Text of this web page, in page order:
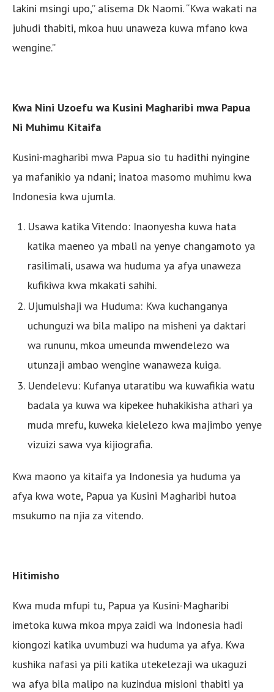
lakini msingi upo,” alisema Dk Naomi. “Kwa wakati na
juhudi thabiti, mkoa huu unaweza kuwa mfano kwa
wengine.”
Kwa Nini Uzoefu wa Kusini Magharibi mwa Papua
Ni Muhimu Kitaifa
Kusini-magharibi mwa Papua sio tu hadithi nyingine
ya mafanikio ya ndani; inatoa masomo muhimu kwa
Indonesia kwa ujumla.
Usawa katika Vitendo: Inaonyesha kuwa hata
katika maeneo ya mbali na yenye changamoto ya
rasilimali, usawa wa huduma ya afya unaweza
kufikiwa kwa mkakati sahihi.
Ujumuishaji wa Huduma: Kwa kuchanganya
uchunguzi wa bila malipo na misheni ya daktari
wa rununu, mkoa umeunda mwendelezo wa
utunzaji ambao wengine wanaweza kuiga.
Uendelevu: Kufanya utaratibu wa kuwafikia watu
badala ya kuwa wa kipekee huhakikisha athari ya
muda mrefu, kuweka kielelezo kwa majimbo yenye
vizuizi sawa vya kijiografia.
Kwa maono ya kitaifa ya Indonesia ya huduma ya
afya kwa wote, Papua ya Kusini Magharibi hutoa
msukumo na njia za vitendo.
Hitimisho
Kwa muda mfupi tu, Papua ya Kusini-Magharibi
imetoka kuwa mkoa mpya zaidi wa Indonesia hadi
kiongozi katika uvumbuzi wa huduma ya afya. Kwa
kushika nafasi ya pili katika utekelezaji wa ukaguzi
wa afya bila malipo na kuzindua misioni thabiti ya